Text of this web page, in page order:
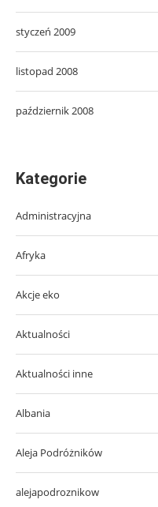
styczeń 2009
listopad 2008
październik 2008
Kategorie
Administracyjna
Afryka
Akcje eko
Aktualności
Aktualności inne
Albania
Aleja Podróżników
alejapodroznikow